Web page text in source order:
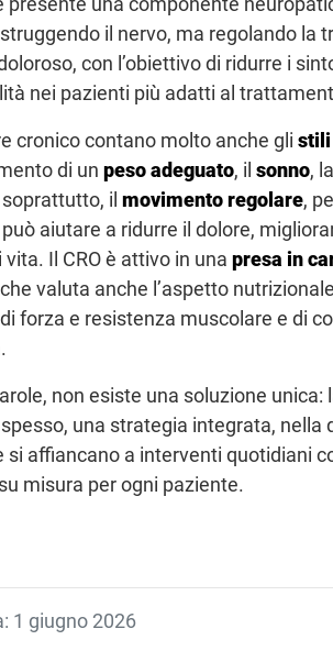
il nervo, ma regolando la
con l’obiettivo di ridurre i
nei pazienti più adatti al
cronico contano molto anche gli stili
di un pesoadeguato, il sonno,
il movimentoregolare,
aiutare a ridurre il dolore,
Il CRO è attivo in una presa in
che valuta anche l’aspetto
forza e resistenza muscolare e di
non esiste una soluzione unica:
una strategia integrata, nella
si affiancano a interventi quotidiani
misura per ogni paziente.
1 giugno 2026